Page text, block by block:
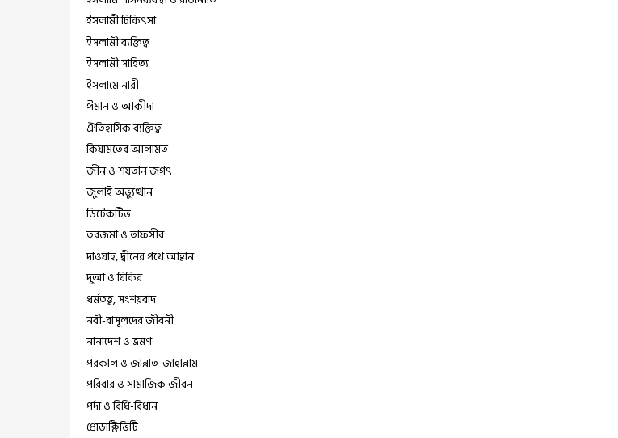
ইসলামী চিকিৎসা
ইসলামী ব্যক্তিত্ব
ইসলামী সাহিত্য
ইসলামে নারী
ঈমান ও আকীদা
ঐতিহাসিক ব্যক্তিত্ব
কিয়ামতের আলামত
জীন ও শয়তান জগৎ
জুলাই অভ্যুত্থান
ডিটেকটিভ
তরজমা ও তাফসীর
দাওয়াহ, দ্বীনের পথে আহ্বান
দুআ ও যিকির
ধর্মতত্ত্ব, সংশয়বাদ
নবী-রাসূলদের জীবনী
নানাদেশ ও ভ্রমণ
পরকাল ও জান্নাত-জাহান্নাম
পরিবার ও সামাজিক জীবন
পর্দা ও বিধি-বিধান
প্রোডাক্টিভিটি